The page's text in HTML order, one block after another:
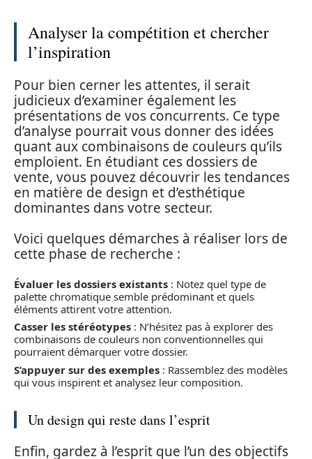
Analyser la compétition et chercher
l’inspiration
Pour bien cerner les attentes, il serait
judicieux d’examiner également les
présentations de vos concurrents. Ce type
d’analyse pourrait vous donner des idées
quant aux combinaisons de couleurs qu’ils
emploient. En étudiant ces dossiers de
vente, vous pouvez découvrir les tendances
en matière de design et d’esthétique
dominantes dans votre secteur.
Voici quelques démarches à réaliser lors de
cette phase de recherche :
Évaluer les dossiers existants : Notez quel type de
palette chromatique semble prédominant et quels
éléments attirent votre attention.
Casser les stéréotypes : N’hésitez pas à explorer des
combinaisons de couleurs non conventionnelles qui
pourraient démarquer votre dossier.
S’appuyer sur des exemples : Rassemblez des modèles
qui vous inspirent et analysez leur composition.
Un design qui reste dans l’esprit
Enfin, gardez à l’esprit que l’un des objectifs